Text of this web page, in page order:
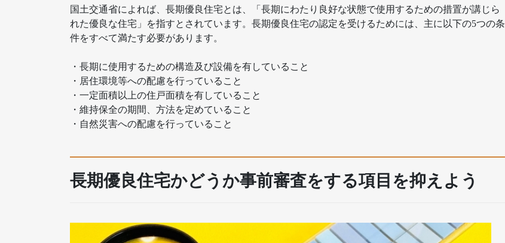
国土交通省によれば、長期優良住宅とは、「長期にわたり良好な状態で使用するための措置が講じら
れた優良な住宅」を指すとされています。長期優良住宅の認定を受けるためには、主に以下の5つの条
件をすべて満たす必要があります。
・長期に使用するための構造及び設備を有していること
・居住環境等への配慮を行っていること
・一定面積以上の住戸面積を有していること
・維持保全の期間、方法を定めていること
・自然災害への配慮を行っていること
長期優良住宅かどうか事前審査をする項目を抑えよう